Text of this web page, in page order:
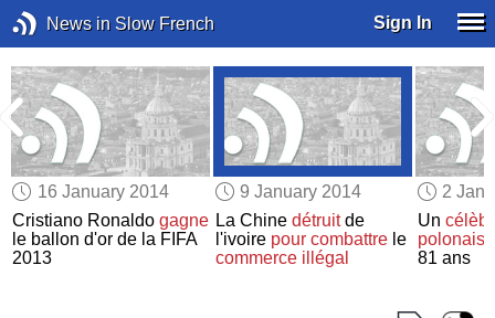
News in Slow French Sign In
16 January 2014
Cristiano Ronaldogagne
le ballon d'or de la FIFA
2013
9 January 2014
La Chine détruitde
l'ivoire pour combattrele
commerce illégal
2
Un
polonais
81 ans